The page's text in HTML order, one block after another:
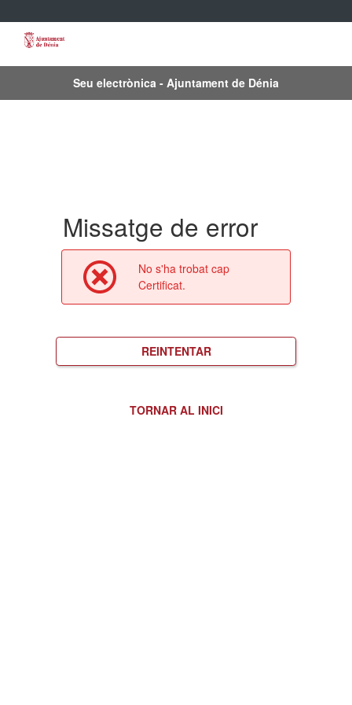
Seu electrònica - Ajuntament de Dénia
Missatge de error
No s'ha trobat cap
Certificat.
REINTENTAR
TORNAR AL INICI